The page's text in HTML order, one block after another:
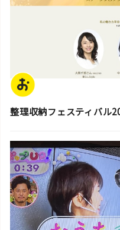
整理収納フェスティバル
スタッフ活動日誌